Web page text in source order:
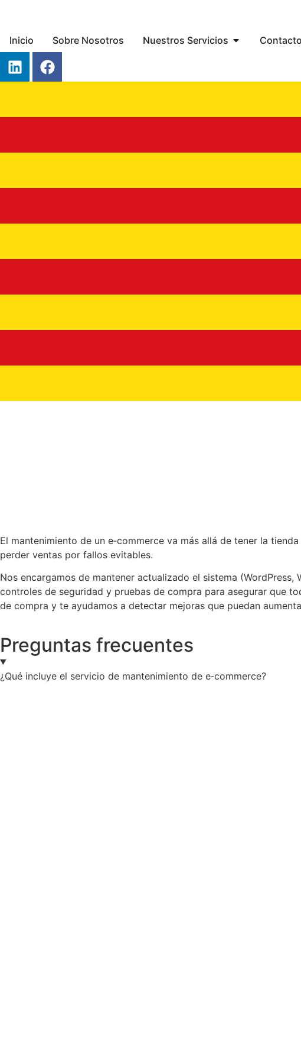
Inicio Sobre Nosotros Nuestros Servicios Contacto
El mantenimiento de un e‑commerce va más allá de tener la
perder ventas por fallos evitables.
Nos encargamos de mantener actualizado el sistema
controles de seguridad y pruebas de compra para asegurar que
de compra y te ayudamos a detectar mejoras que puedan
Preguntas frecuentes
¿Qué incluye el servicio de mantenimiento de e‑commerce?